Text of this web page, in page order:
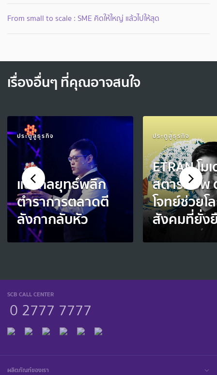
From small to scale : SME คิดให้ใหญ่ แล้วไปให้สุด
เรื่องอื่นๆ ที่คุณอาจสนใจ
ประตูสู่ธุรกิจ
แชร์กลยุทธ์พลิก
ตำราการตลาดตี
ลังกากลับหัว
ประตูสู่ธุรกิจ
ETRAN โม
สตาร์ทอัพ
โจทย์ช่วยโ
สังคมที่ยั่ง
SCB CALL CENTER
0 2777 7777
ผลิตภัณฑ์ของเรา